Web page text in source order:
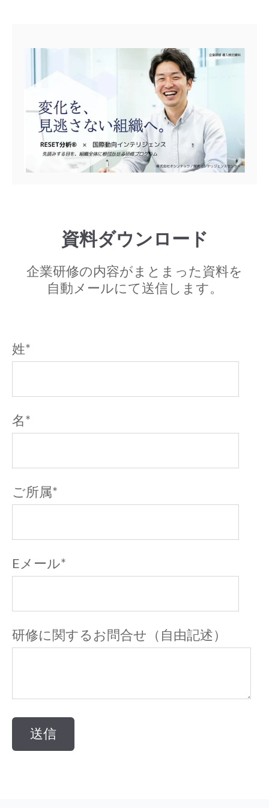
資料ダウンロード
企業研修の内容がまとまった資料を
自動メールにて送信します。
姓*
名*
ご所属*
Eメール*
研修に関するお問合せ（自由記述）